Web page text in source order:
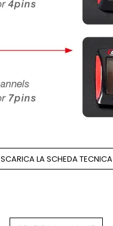
SCARICA LA SCHEDA TECNICA